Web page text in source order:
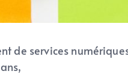
de services